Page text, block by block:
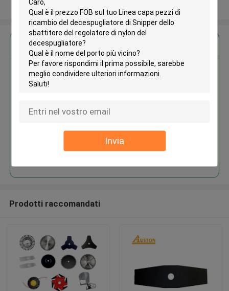
Invia
Ottieni il miglior prezzo per
Linea capa pezzi di ricambio del
nylon del decespugliatore
Continua
Prodotti raccomandati